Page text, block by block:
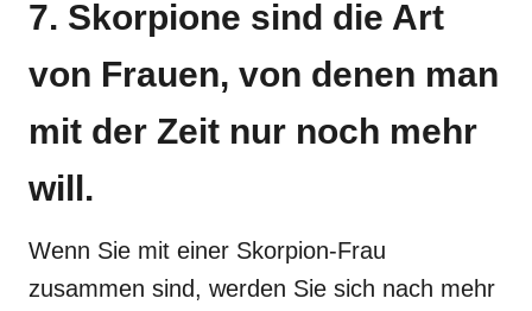
7. Skorpione sind die Art
von Frauen, von denen man
mit der Zeit nur noch mehr
will.
Wenn Sie mit einer Skorpion-Frau
zusammen sind, werden Sie sich nach mehr